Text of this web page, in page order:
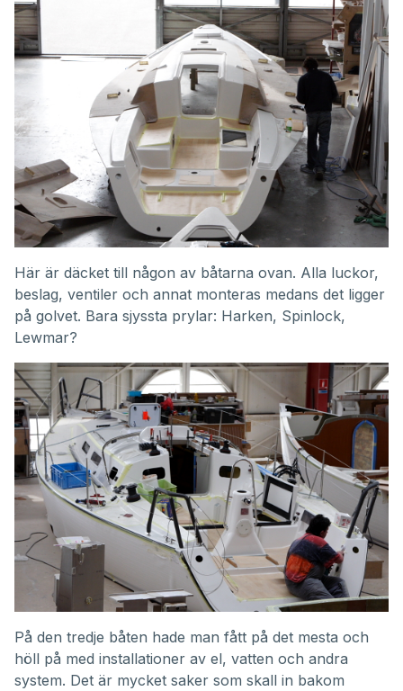
Här är däcket till någon av båtarna ovan. Alla luckor,
beslag, ventiler och annat monteras medans det ligger
på golvet. Bara sjyssta prylar: Harken, Spinlock,
Lewmar?
På den tredje båten hade man fått på det mesta och
höll på med installationer av el, vatten och andra
system. Det är mycket saker som skall in bakom